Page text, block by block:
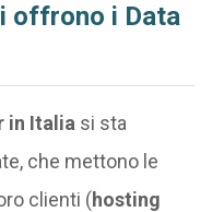
offrono i Data
in Italia si sta
che mettono le
clienti (hosting